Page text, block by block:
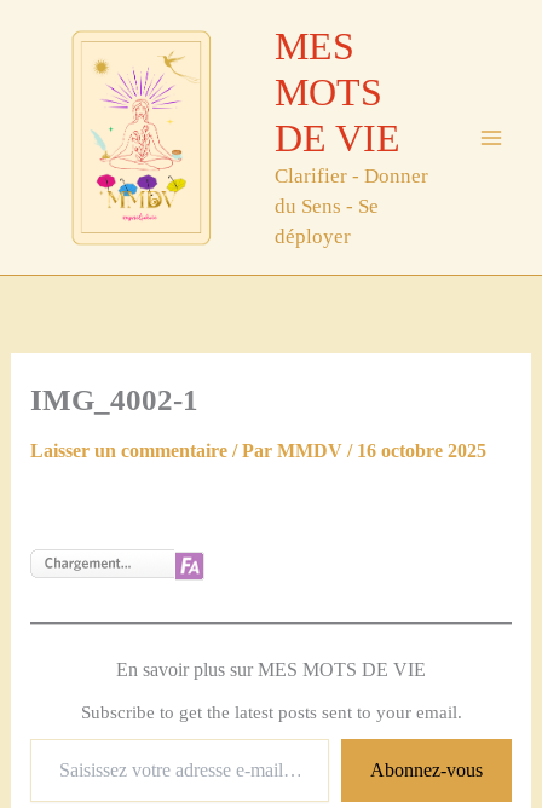
MES
MOTS
DE VIE
Clarifier - Donner
du Sens - Se
déployer
IMG_4002-1
Laisser un commentaire / Par MMDV / 16 octobre 2025
En savoir plus sur MES MOTS DE VIE
Subscribe to get the latest posts sent to your email.
votre
adresse
Abonnez-vous